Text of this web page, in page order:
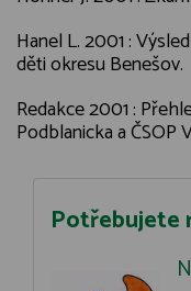
Hanel L. 2001 :
děti okresu Benešov.
Redakce 2001 :
Podblanicka a ČSOP
Potřebujete